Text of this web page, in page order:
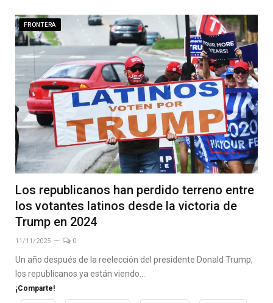
FRONTERA
Los republicanos han perdido terreno entre
los votantes latinos desde la victoria de
Trump en 2024
11/11/2025 0
Un año después de la reelección del presidente Donald Trump,
los republicanos ya están viendo…
¡Comparte!